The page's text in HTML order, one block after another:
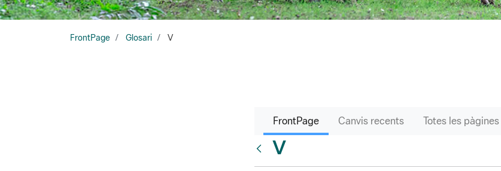
FrontPage Glosari V
FrontPage Canvis recents Totes les pàgines
V